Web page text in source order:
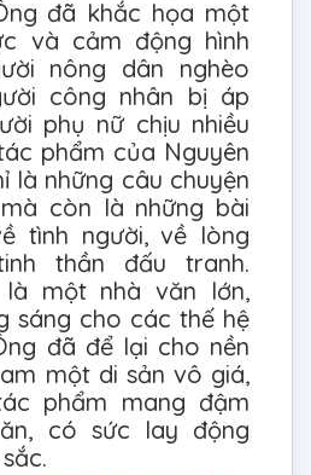
đã khắc họa một
và cảm động hình
nông dân nghèo
công nhân bị áp
phụ nữ chịu nhiều
phẩm của Nguyên
là những câu chuyện
còn là những bài
tình người, về lòng
thần đấu tranh.
là một nhà văn lớn,
sáng cho các thế hệ
đã để lại cho nền
một di sản vô giá,
phẩm mang đậm
có sức lay động